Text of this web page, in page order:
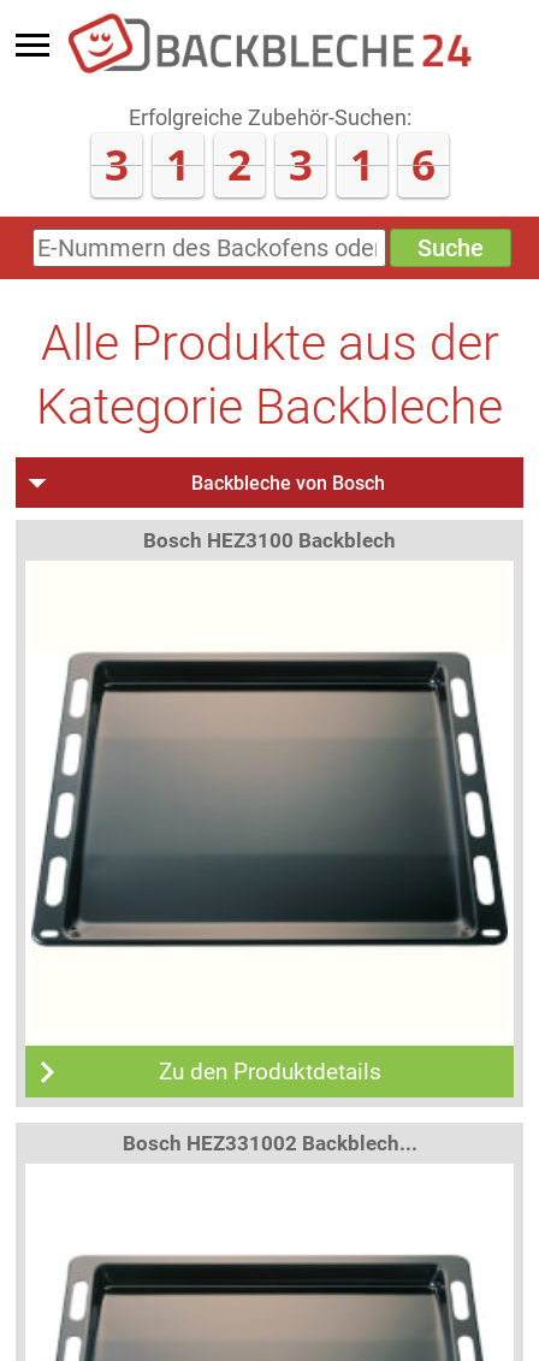
Erfolgreiche Zubehör-Suchen:
3 1 2 3 1 6
E-
Nummern
oder
Zubehörs
Sonderzeichen)
Suche
Alle Produkte aus der
Kategorie Backbleche
Backbleche von Bosch
Bosch HEZ3100 Backblech
Zu den Produktdetails
Bosch HEZ331002 Backblech...